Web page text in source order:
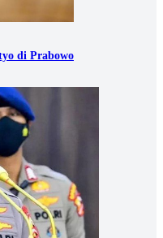
di Prabowo